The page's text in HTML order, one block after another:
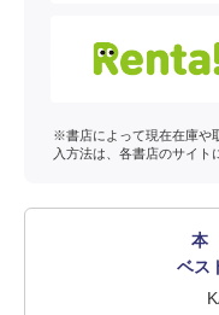
※書店によって現在在庫や
入方法は、各書店のサイト
本
ベス